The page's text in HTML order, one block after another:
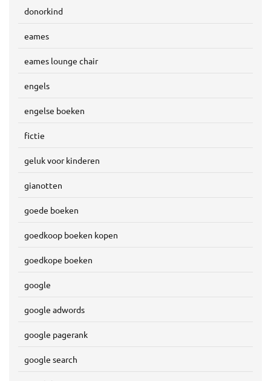
donorkind
eames
eames lounge chair
engels
engelse boeken
fictie
geluk voor kinderen
gianotten
goede boeken
goedkoop boeken kopen
goedkope boeken
google
google adwords
google pagerank
google search